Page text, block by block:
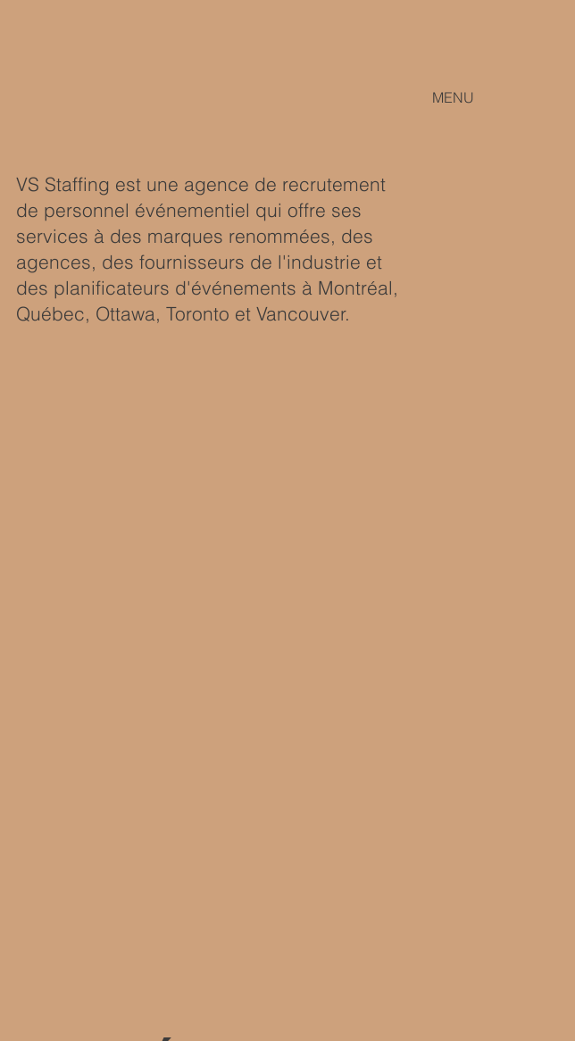
MENU
VS Staffing est une agence de recrutement
de personnel événementiel qui offre ses
services à des marques renommées, des
agences, des fournisseurs de l'industrie et
des planificateurs d'événements à Montréal,
Québec, Ottawa, Toronto et Vancouver.